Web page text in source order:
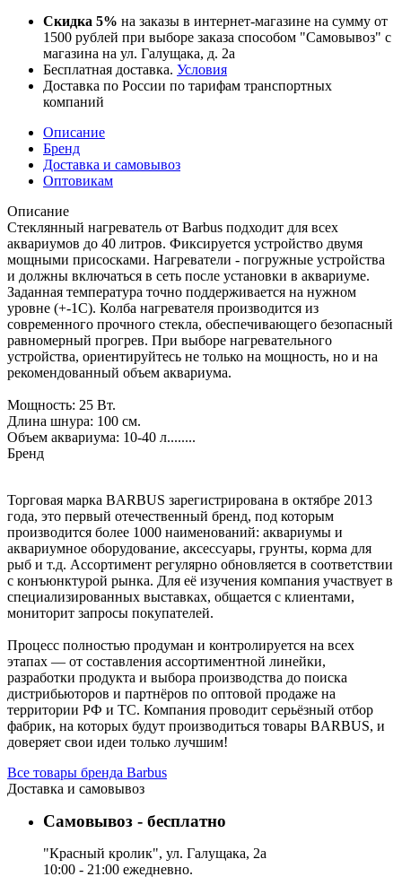
Скидка 5% на заказы в интернет-магазине на сумму от
1500 рублей при выборе заказа способом "Самовывоз" с
магазина на ул. Галущака, д. 2а
Бесплатная доставка. Условия
Доставка по России по тарифам транспортных
компаний
Описание
Бренд
Доставка и самовывоз
Оптовикам
Описание
Стеклянный нагреватель от Barbus подходит для всех
аквариумов до 40 литров. Фиксируется устройство двумя
мощными присосками. Нагреватели - погружные устройства
и должны включаться в сеть после установки в аквариуме.
Заданная температура точно поддерживается на нужном
уровне (+-1С). Колба нагревателя производится из
современного прочного стекла, обеспечивающего безопасный
равномерный прогрев. При выборе нагревательного
устройства, ориентируйтесь не только на мощность, но и на
рекомендованный объем аквариума.
Мощность: 25 Вт.
Длина шнура: 100 см.
Объем аквариума: 10-40 л........
Бренд
Торговая марка BARBUS зарегистрирована в октябре 2013
года, это первый отечественный бренд, под которым
производится более 1000 наименований: аквариумы и
аквариумное оборудование, аксессуары, грунты, корма для
рыб и т.д. Ассортимент регулярно обновляется в соответствии
с конъюнктурой рынка. Для её изучения компания участвует в
специализированных выставках, общается с клиентами,
мониторит запросы покупателей.
Процесс полностью продуман и контролируется на всех
этапах — от составления ассортиментной линейки,
разработки продукта и выбора производства до поиска
дистрибьюторов и партнёров по оптовой продаже на
территории РФ и ТС. Компания проводит серьёзный отбор
фабрик, на которых будут производиться товары BARBUS, и
доверяет свои идеи только лучшим!
Все товары бренда Barbus
Доставка и самовывоз
Самовывоз - бесплатно
"Красный кролик", ул. Галущака, 2а
10:00 - 21:00 ежедневно.